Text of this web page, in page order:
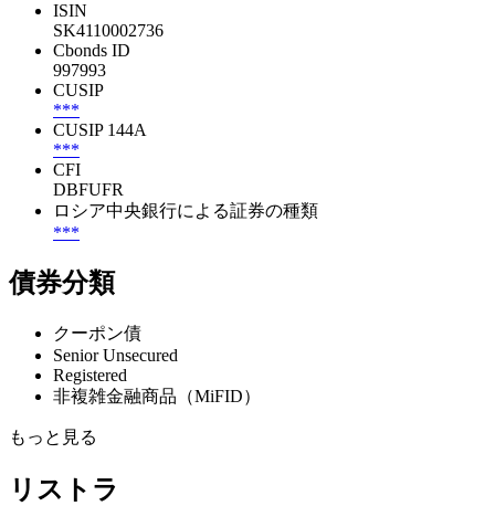
ISIN
SK4110002736
Cbonds ID
997993
CUSIP
***
CUSIP 144A
***
CFI
DBFUFR
ロシア中央銀行による証券の種類
***
債券分類
クーポン債
Senior Unsecured
Registered
非複雑金融商品（MiFID）
もっと見る
リストラ